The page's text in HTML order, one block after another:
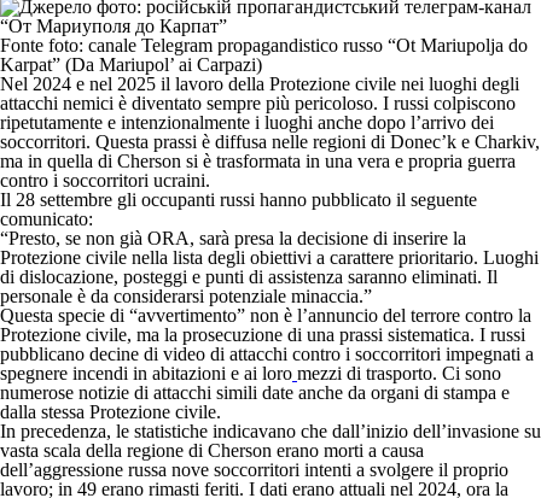
Fonte foto: canale Telegram propagandistico russo “Ot Mariupolja do
Karpat” (Da Mariupol’ ai Carpazi)
Nel 2024 e nel 2025 il lavoro della Protezione civile nei luoghi degli
attacchi nemici è diventato sempre più pericoloso. I russi colpiscono
ripetutamente e intenzionalmente i luoghi anche dopo l’arrivo dei
soccorritori. Questa prassi è diffusa nelle regioni di Donec’k e Charkiv,
ma in quella di Cherson si è trasformata in una vera e propria guerra
contro i soccorritori ucraini.
Il 28 settembre gli occupanti russi hanno pubblicato il seguente
comunicato:
“Presto, se non già ORA, sarà presa la decisione di inserire la
Protezione civile nella lista degli obiettivi a carattere prioritario. Luoghi
di dislocazione, posteggi e punti di assistenza saranno eliminati. Il
personale è da considerarsi potenziale minaccia.”
Questa specie di “avvertimento” non è l’annuncio del terrore contro la
Protezione civile, ma la prosecuzione di una prassi sistematica. I russi
pubblicano decine di video di attacchi contro i soccorritori impegnati a
spegnere incendi in abitazioni e ai loro mezzi di trasporto. Ci sono
numerose notizie di attacchi simili date anche da organi di stampa e
dalla stessa Protezione civile.
In precedenza, le statistiche indicavano che dall’inizio dell’invasione su
vasta scala della regione di Cherson erano morti a causa
dell’aggressione russa nove soccorritori intenti a svolgere il proprio
lavoro; in 49 erano rimasti feriti. I dati erano attuali nel 2024, ora la